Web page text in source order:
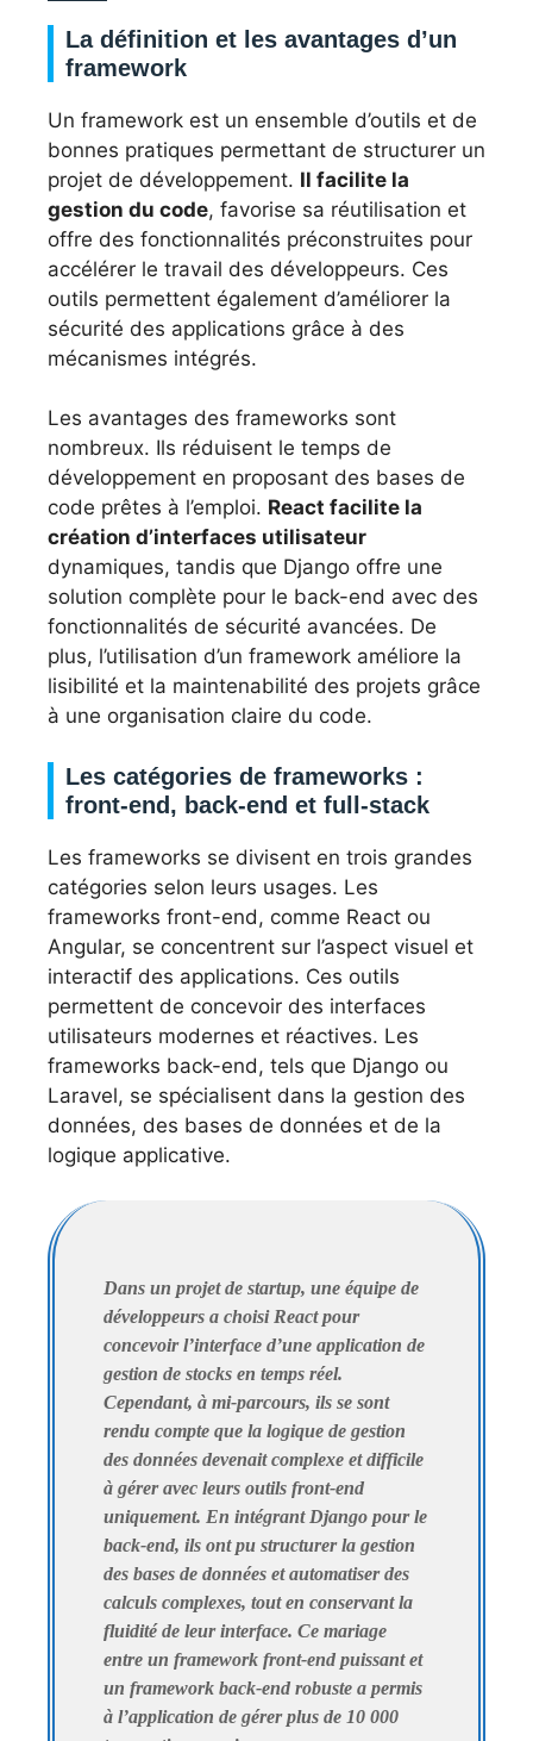
La définition et les avantages d’un
framework
Un framework est un ensemble d’outils et de
bonnes pratiques permettant de structurer un
projet de développement. Il facilite la
gestion du code, favorise sa réutilisation et
offre des fonctionnalités préconstruites pour
accélérer le travail des développeurs. Ces
outils permettent également d’améliorer la
sécurité des applications grâce à des
mécanismes intégrés.
Les avantages des frameworks sont
nombreux. Ils réduisent le temps de
développement en proposant des bases de
code prêtes à l’emploi. React facilite la
création d’interfaces utilisateur
dynamiques, tandis que Django offre une
solution complète pour le back-end avec des
fonctionnalités de sécurité avancées. De
plus, l’utilisation d’un framework améliore la
lisibilité et la maintenabilité des projets grâce
à une organisation claire du code.
Les catégories de frameworks :
front-end, back-end et full-stack
Les frameworks se divisent en trois grandes
catégories selon leurs usages. Les
frameworks front-end, comme React ou
Angular, se concentrent sur l’aspect visuel et
interactif des applications. Ces outils
permettent de concevoir des interfaces
utilisateurs modernes et réactives. Les
frameworks back-end, tels que Django ou
Laravel, se spécialisent dans la gestion des
données, des bases de données et de la
logique applicative.
Dans un projet de startup, une équipe de
développeurs a choisi React pour
concevoir l’interface d’une application de
gestion de stocks en temps réel.
Cependant, à mi-parcours, ils se sont
rendu compte que la logique de gestion
des données devenait complexe et difficile
à gérer avec leurs outils front-end
uniquement. En intégrant Django pour le
back-end, ils ont pu structurer la gestion
des bases de données et automatiser des
calculs complexes, tout en conservant la
fluidité de leur interface. Ce mariage
entre un framework front-end puissant et
un framework back-end robuste a permis
à l’application de gérer plus de 10 000